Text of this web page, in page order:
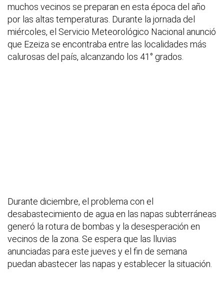
muchos vecinos se preparan en esta época del año
por las altas temperaturas. Durante la jornada del
miércoles, el Servicio Meteorológico Nacional anunció
que Ezeiza se encontraba entre las localidades más
calurosas del país, alcanzando los 41° grados.
Durante diciembre, el problema con el
desabastecimiento de agua en las napas subterráneas
generó la rotura de bombas y la desesperación en
vecinos de la zona. Se espera que las lluvias
anunciadas para este jueves y el fin de semana
puedan abastecer las napas y establecer la situación.